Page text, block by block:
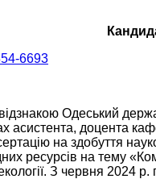
6693
Одеський
доцента
на здобуття
ресурсів на тему
З червня 2024